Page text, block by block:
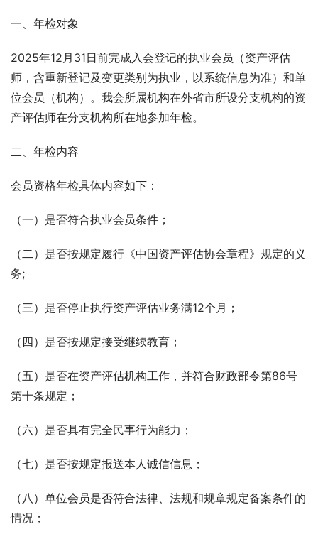
一、年检对象
2025年12月31日前完成入会登记的执业会员（资产评估
师，含重新登记及变更类别为执业，以系统信息为准）和单
位会员（机构）。我会所属机构在外省市所设分支机构的资
产评估师在分支机构所在地参加年检。
二、年检内容
会员资格年检具体内容如下：
（一）是否符合执业会员条件；
（二）是否按规定履行《中国资产评估协会章程》规定的义
务;
（三）是否停止执行资产评估业务满12个月；
（四）是否按规定接受继续教育；
（五）是否在资产评估机构工作，并符合财政部令第86号
第十条规定；
（六）是否具有完全民事行为能力；
（七）是否按规定报送本人诚信信息；
（八）单位会员是否符合法律、法规和规章规定备案条件的
情况；